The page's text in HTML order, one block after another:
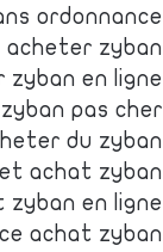
ordonnance
zyban
en ligne
pas cher
du zyban
achat zyban
en ligne
achat zyban